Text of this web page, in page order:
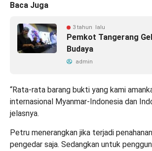
Baca Juga
3 tahun lalu
Pemkot Tangerang
Budaya
admin
“Rata-rata barang bukti yang kami
internasional Myanmar-Indonesia dan
jelasnya.
Petru menerangkan jika terjadi
pengedar saja. Sedangkan untuk